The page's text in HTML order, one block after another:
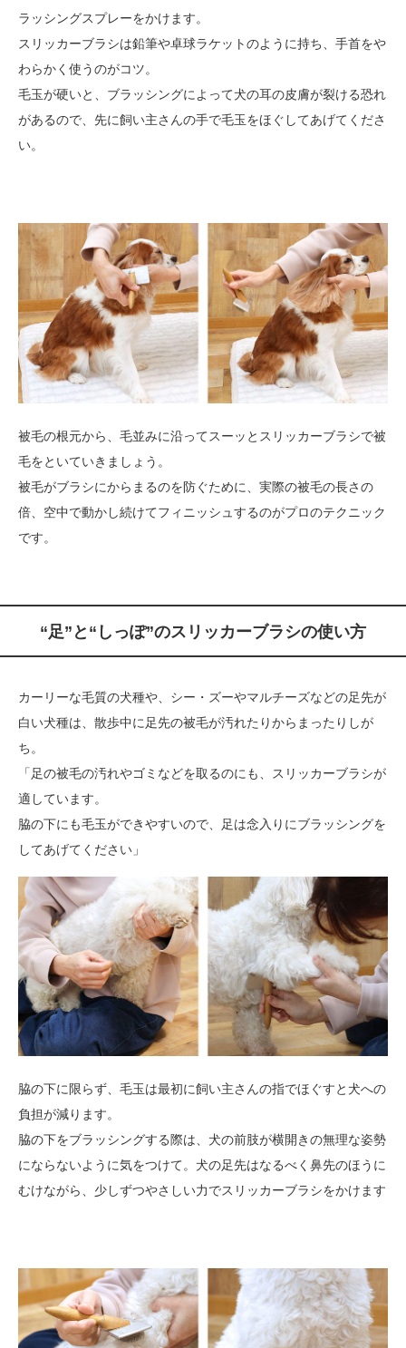
ラッシングスプレーをかけます。
スリッカーブラシは鉛筆や卓球ラケットのように持ち、手首をや
わらかく使うのがコツ。
毛玉が硬いと、ブラッシングによって犬の耳の皮膚が裂ける恐れ
があるので、先に飼い主さんの手で毛玉をほぐしてあげてくださ
い。
被毛の根元から、毛並みに沿ってスーッとスリッカーブラシで被
毛をといていきましょう。
被毛がブラシにからまるのを防ぐために、実際の被毛の長さの
倍、空中で動かし続けてフィニッシュするのがプロのテクニック
です。
“足”と“しっぽ”のスリッカーブラシの使い方
カーリーな毛質の犬種や、シー・ズーやマルチーズなどの足先が
白い犬種は、散歩中に足先の被毛が汚れたりからまったりしが
ち。
「足の被毛の汚れやゴミなどを取るのにも、スリッカーブラシが
適しています。
脇の下にも毛玉ができやすいので、足は念入りにブラッシングを
してあげてください」
脇の下に限らず、毛玉は最初に飼い主さんの指でほぐすと犬への
負担が減ります。
脇の下をブラッシングする際は、犬の前肢が横開きの無理な姿勢
にならないように気をつけて。犬の足先はなるべく鼻先のほうに
むけながら、少しずつやさしい力でスリッカーブラシをかけます